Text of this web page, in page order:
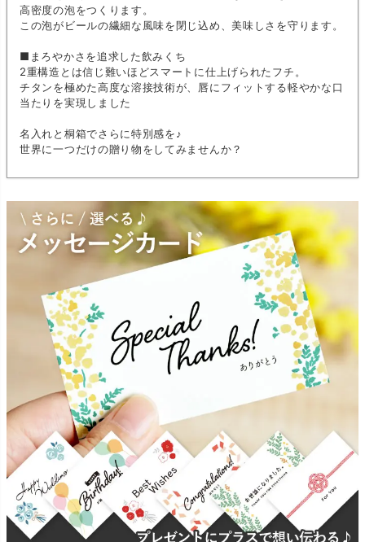
高密度の泡をつくります。
この泡がビールの繊細な風味を閉じ込め、美味しさを守ります。
■まろやかさを追求した飲みくち
2重構造とは信じ難いほどスマートに仕上げられたフチ。
チタンを極めた高度な溶接技術が、唇にフィットする軽やかな口
当たりを実現しました
名入れと桐箱でさらに特別感を♪
世界に一つだけの贈り物をしてみませんか？